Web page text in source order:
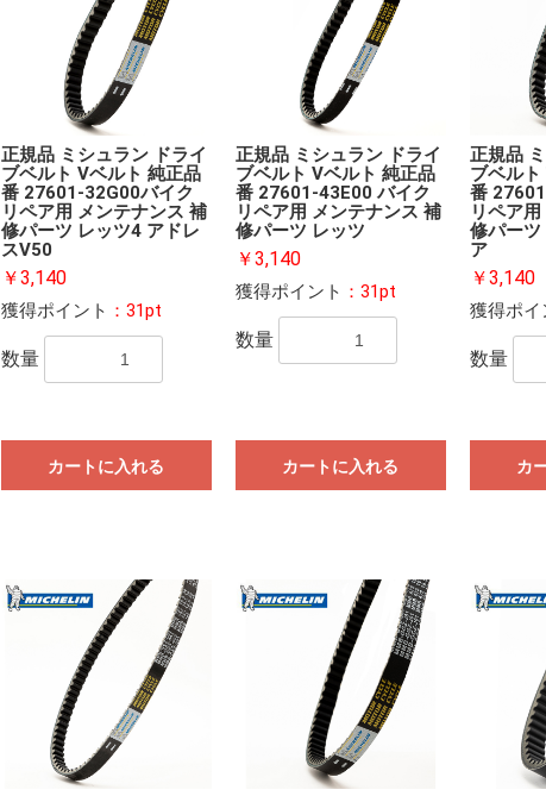
正規品 ミシュラン ドライ
ブベルト Vベルト 純正品
番 27601-32G00バイク
リペア用 メンテナンス 補
修パーツ レッツ4 アドレ
スV50
￥3,140
獲得ポイント ：31pt
数量
カートに入れる
正規品 ミシュラン ドライ
ブベルト Vベルト 純正品
番 27601-43E00 バイク
リペア用 メンテナンス 補
修パーツ レッツ
￥3,140
獲得ポイント ：31pt
数量
カートに入れる
正規品
ブベル
番
リペア
修パー
ア
￥3,140
獲得ポイ
数量
カ